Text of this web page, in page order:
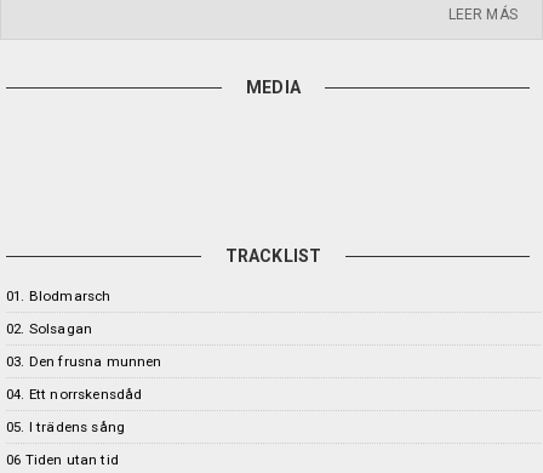
LEER MÁS
MEDIA
TRACKLIST
01. Blodmarsch
02. Solsagan
03. Den frusna munnen
04. Ett norrskensdåd
05. I trädens sång
06 Tiden utan tid